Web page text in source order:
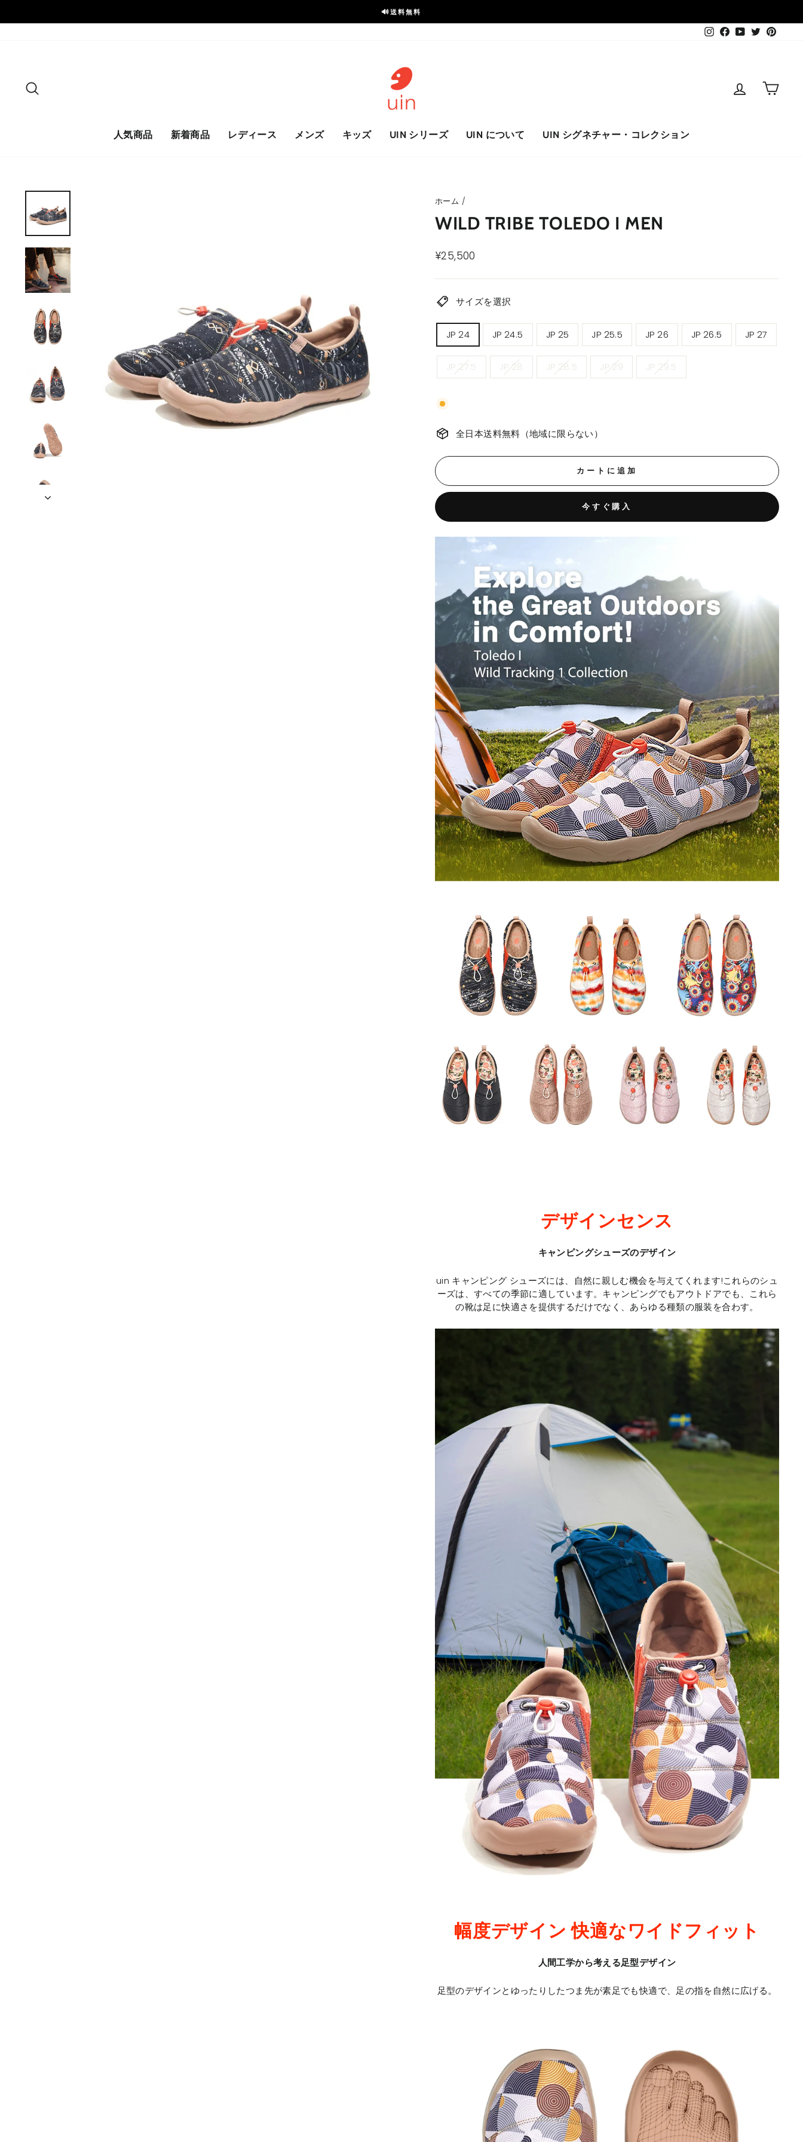
ス
一
時
止
🔊送料無料
Instagram
Facebook
YouTube
Twitter
ログインす
カー
人気商品 新着商品 レディース メンズ キッズ UIN シリーズ UIN について UIN シグネチャー・コレクション
ホーム /
WILD TRIBE TOLEDO I MEN
通
価
格
¥25,500
サイズを選択
ズ
JP 24 JP 24.5 JP 25 JP 25.5 JP 26 JP 26.5 JP 27
JP 27.5 JP 28 JP 28.5 JP 29 JP 29.5
全日本送料無料（地域に限らない）
カートに追加
今すぐ購入
デザインセンス
キャンピングシューズのデザイン
uin キャンピング シューズには、自然に親しむ機会を与えてくれます!これらのシュ
ーズは、すべての季節に適しています。キャンピングでもアウトドアでも、これら
の靴は足に快適さを提供するだけでなく、あらゆる種類の服装を合わす。
幅度デザイン 快適なワイドフィット
人間工学から考える足型デザイン
足型のデザインとゆったりしたつま先が素足でも快適で、足の指を自然に広げる。